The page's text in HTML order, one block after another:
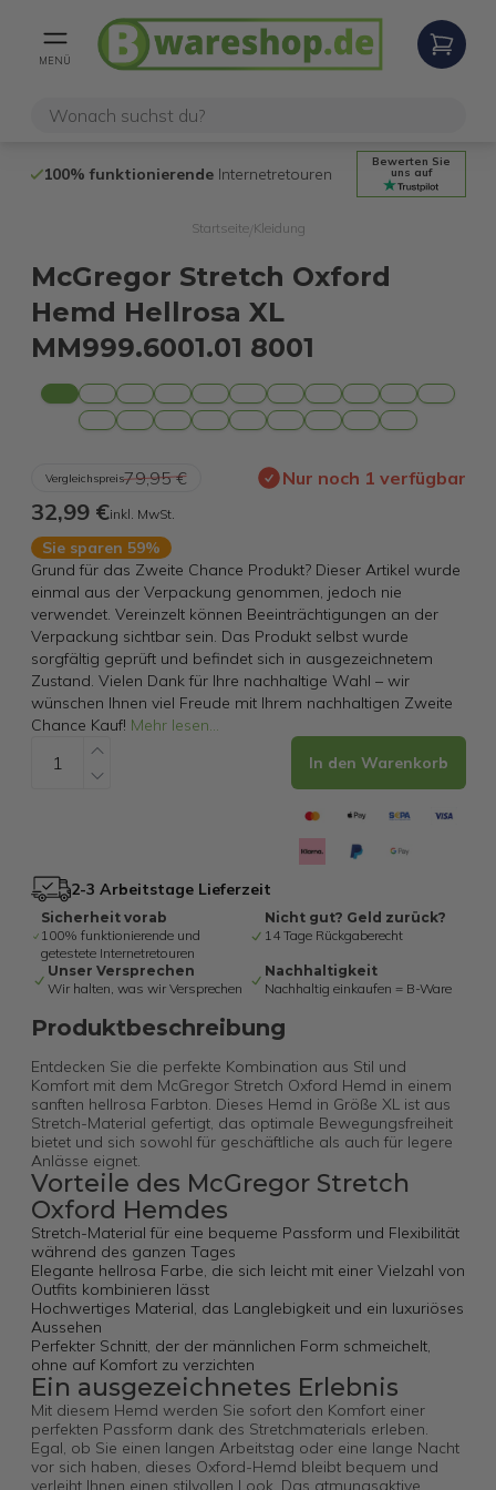
MENÜ
100% funktionierende Internetretouren 14 Tage
Bewerten Sie
uns auf
Startseite/ Kleidung
McGregor Stretch Oxford
Hemd Hellrosa XL
MM999.6001.01 8001
Vergleichspreis79,95 € Nur noch 1 verfügbar
32,99 €inkl. MwSt.
Sie sparen 59%
Grund für das Zweite Chance Produkt? Dieser Artikel wurde
einmal aus der Verpackung genommen, jedoch nie
verwendet. Vereinzelt können Beeinträchtigungen an der
Verpackung sichtbar sein. Das Produkt selbst wurde
sorgfältig geprüft und befindet sich in ausgezeichnetem
Zustand. Vielen Dank für Ihre nachhaltige Wahl – wir
wünschen Ihnen viel Freude mit Ihrem nachhaltigen Zweite
Chance Kauf! Mehr lesen...
In den Warenkorb
2-3 Arbeitstage Lieferzeit
Sicherheit vorab
100% funktionierende und
getestete Internetretouren
Nicht gut? Geld zurück?
14 Tage Rückgaberecht
Unser Versprechen
Wir halten, was wir Versprechen
Nachhaltigkeit
Nachhaltig einkaufen = B-Ware
Produktbeschreibung
Entdecken Sie die perfekte Kombination aus Stil und
Komfort mit dem McGregor Stretch Oxford Hemd in einem
sanften hellrosa Farbton. Dieses Hemd in Größe XL ist aus
Stretch-Material gefertigt, das optimale Bewegungsfreiheit
bietet und sich sowohl für geschäftliche als auch für legere
Anlässe eignet.
Vorteile des McGregor Stretch
Oxford Hemdes
Stretch-Material für eine bequeme Passform und Flexibilität
während des ganzen Tages
Elegante hellrosa Farbe, die sich leicht mit einer Vielzahl von
Outfits kombinieren lässt
Hochwertiges Material, das Langlebigkeit und ein luxuriöses
Aussehen
Perfekter Schnitt, der der männlichen Form schmeichelt,
ohne auf Komfort zu verzichten
Ein ausgezeichnetes Erlebnis
Mit diesem Hemd werden Sie sofort den Komfort einer
perfekten Passform dank des Stretchmaterials erleben.
Egal, ob Sie einen langen Arbeitstag oder eine lange Nacht
vor sich haben, dieses Oxford-Hemd bleibt bequem und
verleiht Ihnen einen stilvollen Look. Das atmungsaktive